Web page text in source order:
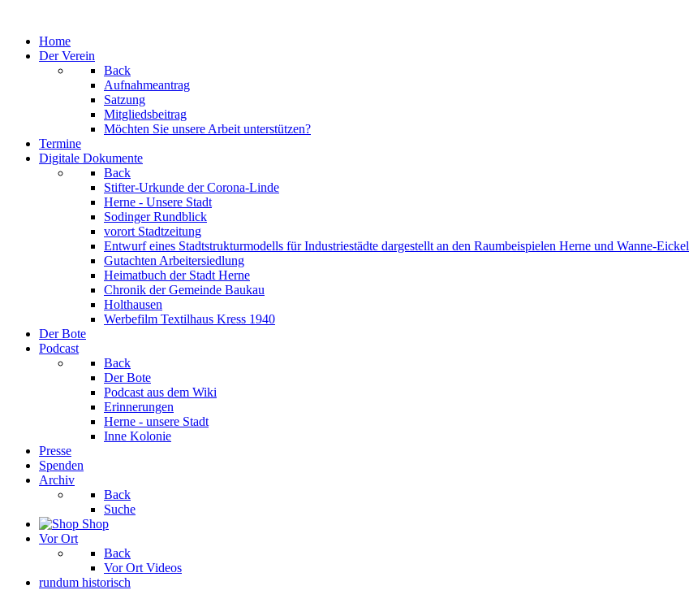
Home
Der Verein
Back
Aufnahmeantrag
Satzung
Mitgliedsbeitrag
Möchten Sie unsere Arbeit unterstützen?
Termine
Digitale Dokumente
Back
Stifter-Urkunde der Corona-Linde
Herne - Unsere Stadt
Sodinger Rundblick
vorort Stadtzeitung
Entwurf eines Stadtstrukturmodells für Industriestädte dargestellt an den Raumbeispielen Herne und Wanne-Eickel
Gutachten Arbeitersiedlung
Heimatbuch der Stadt Herne
Chronik der Gemeinde Baukau
Holthausen
Werbefilm Textilhaus Kress 1940
Der Bote
Podcast
Back
Der Bote
Podcast aus dem Wiki
Erinnerungen
Herne - unsere Stadt
Inne Kolonie
Presse
Spenden
Archiv
Back
Suche
Shop
Vor Ort
Back
Vor Ort Videos
rundum historisch